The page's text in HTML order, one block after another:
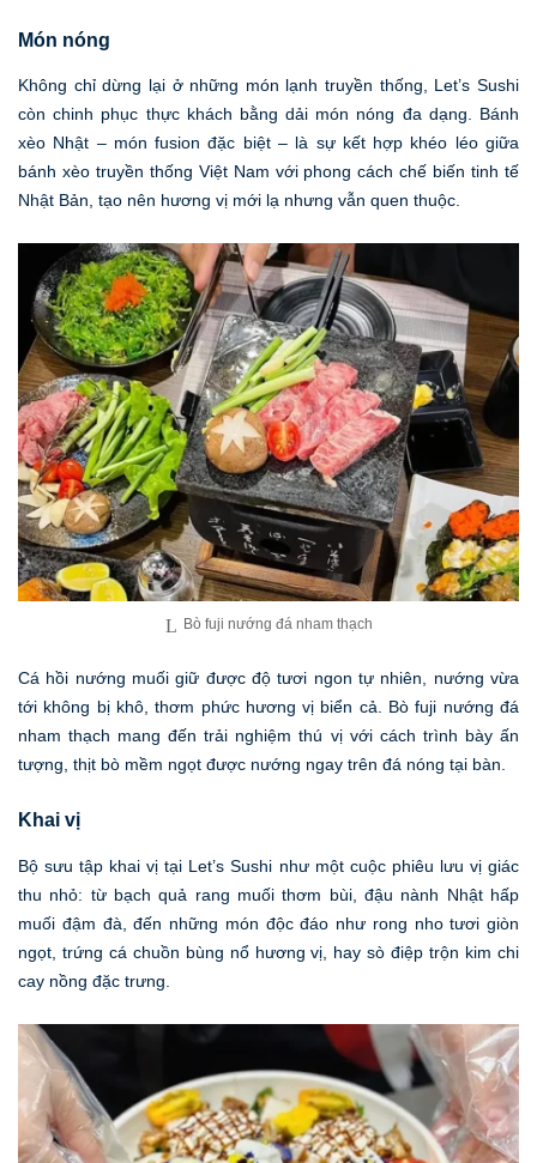
Món nóng
Không chỉ dừng lại ở những món lạnh truyền thống, Let’s Sushi
còn chinh phục thực khách bằng dải món nóng đa dạng. Bánh
xèo Nhật – món fusion đặc biệt – là sự kết hợp khéo léo giữa
bánh xèo truyền thống Việt Nam với phong cách chế biến tinh tế
Nhật Bản, tạo nên hương vị mới lạ nhưng vẫn quen thuộc.
Bò fuji nướng đá nham thạch
Cá hồi nướng muối giữ được độ tươi ngon tự nhiên, nướng vừa
tới không bị khô, thơm phức hương vị biển cả. Bò fuji nướng đá
nham thạch mang đến trải nghiệm thú vị với cách trình bày ấn
tượng, thịt bò mềm ngọt được nướng ngay trên đá nóng tại bàn.
Khai vị
Bộ sưu tập khai vị tại Let’s Sushi như một cuộc phiêu lưu vị giác
thu nhỏ: từ bạch quả rang muối thơm bùi, đậu nành Nhật hấp
muối đậm đà, đến những món độc đáo như rong nho tươi giòn
ngọt, trứng cá chuồn bùng nổ hương vị, hay sò điệp trộn kim chi
cay nồng đặc trưng.